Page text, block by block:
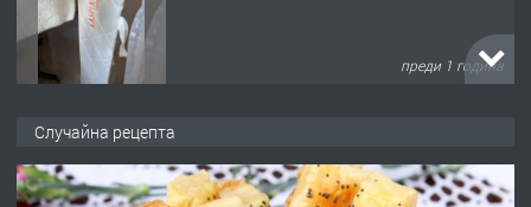
преди 1 година
Случайна рецепта